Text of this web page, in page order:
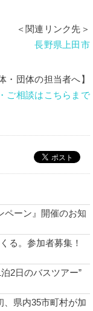
＜関連リンク先＞
長野県上田市
・団体の担当者へ】
ご相談はこちらまで
ペーン』開催のお知
る。参加者募集！
2日のバスツアー”
、県内35市町村が加